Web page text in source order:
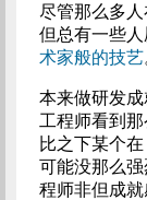
尽管那么多人
但总有一些
术家般的技艺
本来做研发
工程师看到
比之下某个
可能没那么
程师非但成